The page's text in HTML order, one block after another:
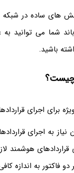
باند شما می توانید
باشید.
چیست؟
برای اجرای
به اجرای
قراردادهای
فاکتور به اندازه